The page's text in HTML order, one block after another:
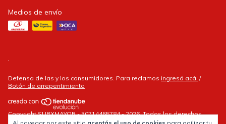
Medios de envío
Defensa de las y los consumidores. Para reclamos ingresá acá. /
Botón de arrepentimiento
Copyright SURXMAYOR - 30714455784 - 2026. Todos los derechos
reservados.